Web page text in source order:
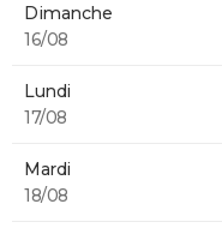
Dimanche
16/08
Lundi
17/08
Mardi
18/08